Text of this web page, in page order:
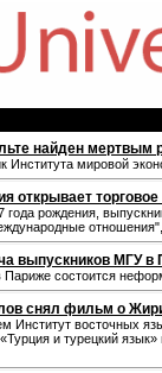
найден мертвым
Института мировой
открывает
года рождения,
выпускников МГУ в
Париже состоится
снял фильм о
Институт восточных
и турецкий